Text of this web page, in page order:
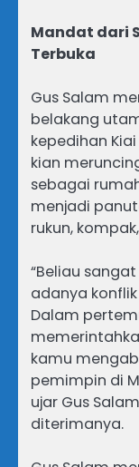
Mandat dari
Terbuka
Gus Salam
belakang
kepedihan
kian
sebagai
menjadi
rukun,
“Beliau
adanya konflik
Dalam
kamu
pemimpin di
ujar Gus
diterimanya.